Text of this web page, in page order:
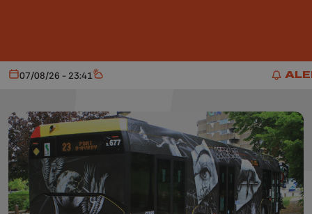
Aujourd'hui
07/08/26 - 23:41 Météo